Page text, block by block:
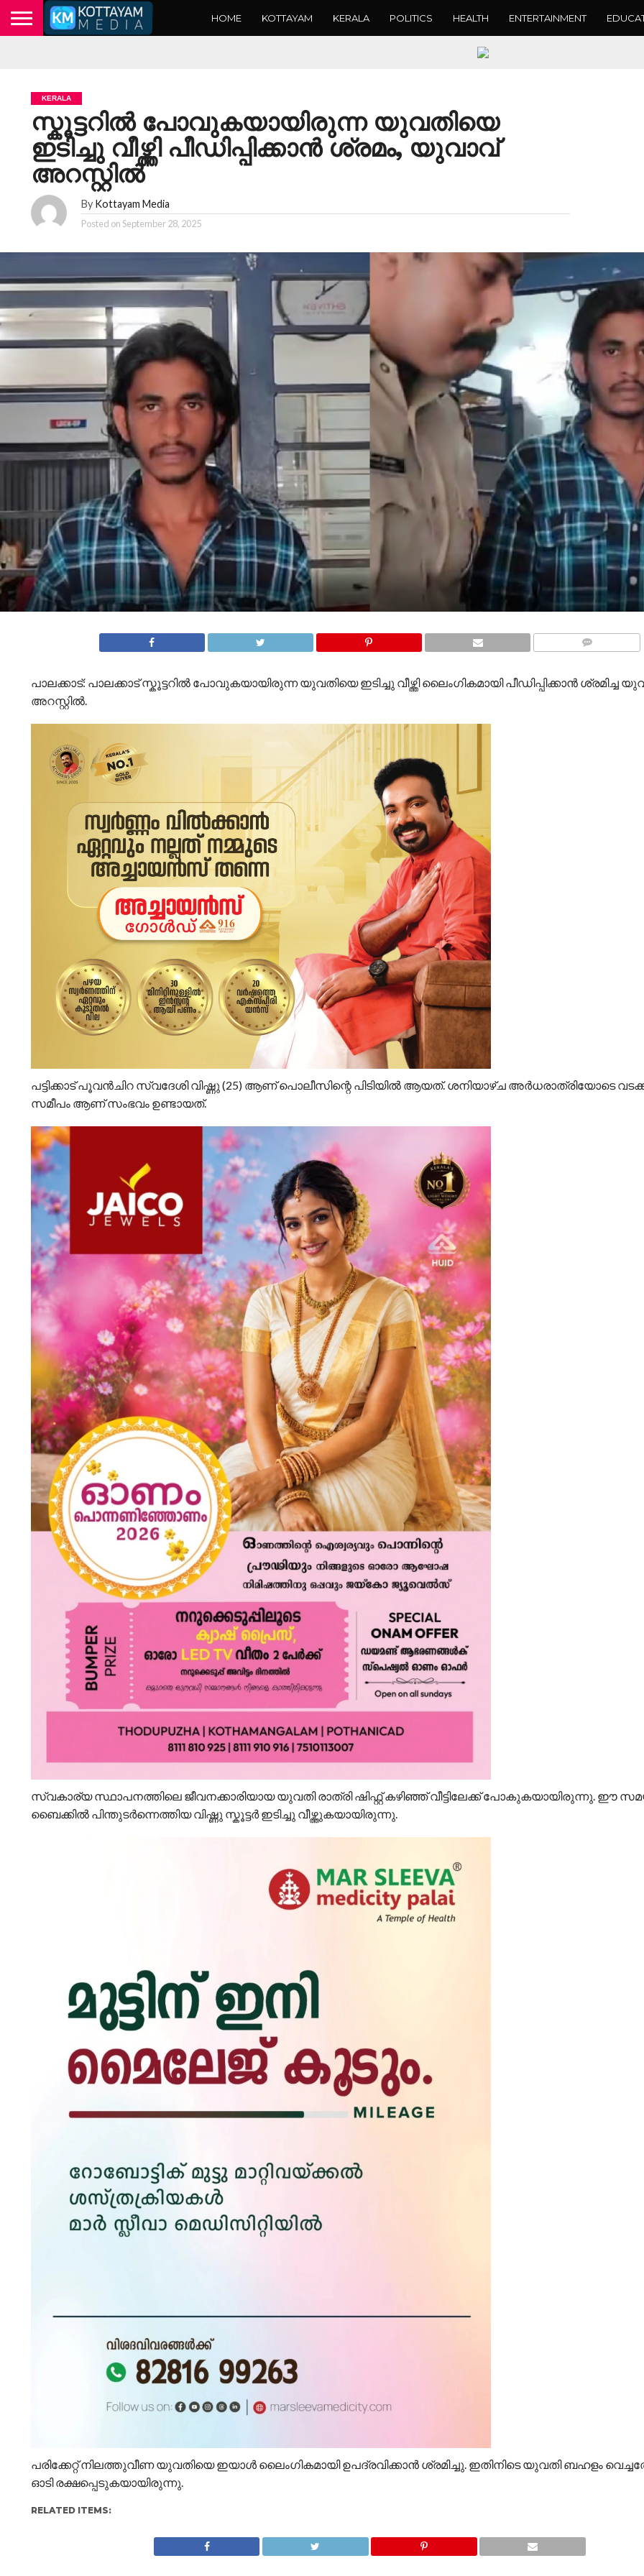
HOME KOTTAYAM KERALA POLITICS HEALTH ENTERTAINMENT
KERALA
സ്കൂട്ടറിൽ പോവുകയായിരുന്ന യുവതിയെ
ഇടിച്ചു വീഴ്ത്തി പീഡിപ്പിക്കാൻ ശ്രമം, യുവാവ്
അറസ്റ്റിൽ
By Kottayam Media
Posted onSeptember 28, 2025
പാലക്കാട്: പാലക്കാട് സ്കൂട്ടറിൽ പോവുകയായിരുന്ന യുവതിയെ ഇടിച്ചു വീഴ്ത്തി ലൈം​ഗികമായി പീഡിപ്പിക്കാൻ ശ്രമിച്ച
അറസ്റ്റിൽ.
പട്ടിക്കാട് പൂവൻചിറ സ്വദേശി വിഷ്ണു (25) ആണ് പൊലീസിന്റെ പിടിയിൽ ആയത്. ശനിയാഴ്ച അർധരാത്രിയോടെ
സമീപം ആണ് സംഭവം ഉണ്ടായത്.
സ്വകാര്യ സ്ഥാപനത്തിലെ ജീവനക്കാരിയായ യുവതി രാത്രി ഷിഫ്റ്റ് കഴിഞ്ഞ് വീട്ടിലേക്ക് പോകുകയായിരുന്നു. ഈ
ബൈക്കിൽ പിന്തുടർന്നെത്തിയ വിഷ്ണു സ്കൂട്ടർ ഇടിച്ചു വീഴ്ത്തുകയായിരുന്നു.
പരിക്കേറ്റ് നിലത്തുവീണ യുവതിയെ ഇയാൾ ലൈംഗികമായി ഉപദ്രവിക്കാൻ ശ്രമിച്ചു. ഇതിനിടെ യുവതി ബഹളം
ഓടി രക്ഷപ്പെടുകയായിരുന്നു.
RELATED ITEMS: